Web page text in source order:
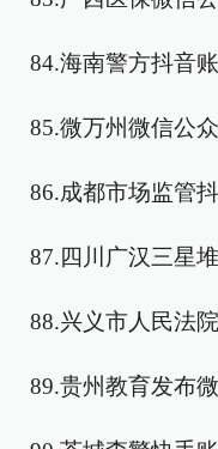
84.海南警方抖音
85.微万州微信公
86.成都市场监管
87.四川广汉三星
88.兴义市人民法
89.贵州教育发布